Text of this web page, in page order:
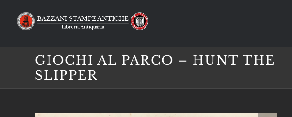
GIOCHI AL PARCO – HUNT THE
SLIPPER